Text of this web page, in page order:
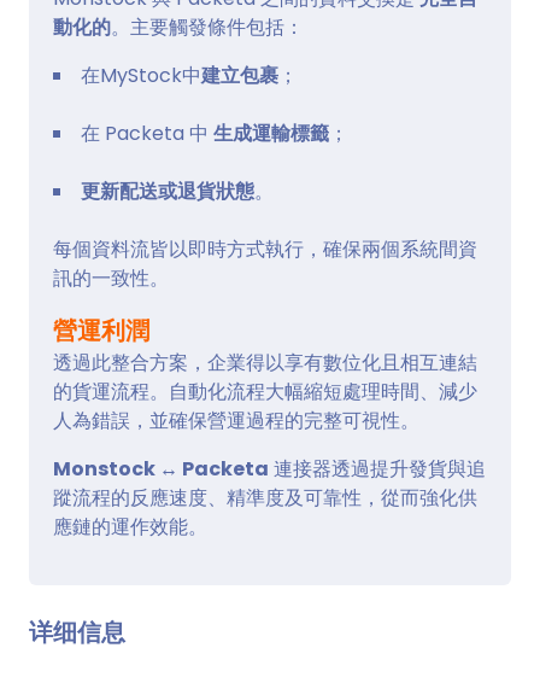
動化的。主要觸發條件包括：
在MyStock中建立包裹 ；
在 Packeta 中 生成運輸標籤 ；
更新配送或退貨狀態。
每個資料流皆以即時方式執行，確保兩個系統間資
訊的一致性。
營運利潤
透過此整合方案，企業得以享有數位化且相互連結
的貨運流程。自動化流程大幅縮短處理時間、減少
人為錯誤，並確保營運過程的完整可視性。
Monstock ↔ Packeta 連接器透過提升發貨與追
蹤流程的反應速度、精準度及可靠性，從而強化供
應鏈的運作效能。
详细信息